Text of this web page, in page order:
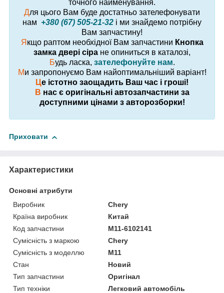
точного найменування.
Для цього Вам буде достатньо зателефонувати
нам +380 (67) 505-21-32 і ми знайдемо потрібну
Вам запчастину!
Я кщо раптом необхідної Вам запчастини Кнопка
замка двері сіра не опиниться в каталозі,
Будь ласка, зателефонуйте нам.
Ми запропонуємо Вам найоптимальніший варіант!
Це істотно заощадить Ваш час і гроші!
В нас є оригінальні автозапчастини за
доступними цінами з авторозборки!
Приховати
Характеристики
Основні атрибути
Виробник
Chery
Країна виробник
Китай
Код запчастини
M11-6102141
Сумісність з маркою
Chery
Сумісність з моделлю
M11
Стан
Новий
Тип запчастини
Оригінал
Тип техніки
Легковий автомобіль